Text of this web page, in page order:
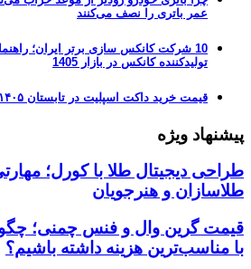
عمر باتری را نصف می‌کنند
10 شرکت کانکس سازی برتر ایران؛
تولیدکننده کانکس در بازار 1405
قیمت خرید داکت اسپلیت در تابستان ۱۴۰۵
پیشنهاد ویژه
طراحی دیجیتال طلا با کورل؛
طلاسازان و هنرجویان
قیمت گرین وال و فنس چمنی؛ چگونه
با مناسب‌ترین هزینه داشته باشیم؟